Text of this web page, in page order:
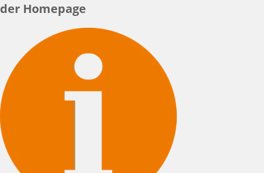
der Homepage